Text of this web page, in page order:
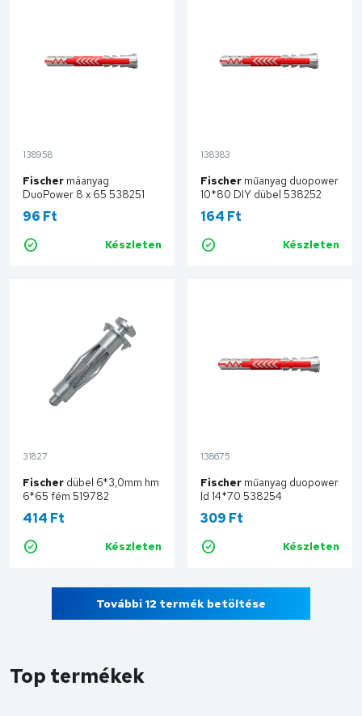
138958
Fischer máanyag
DuoPower 8 x 65 538251
96 Ft
Készleten
Kosárba
138383
Fischer műanyag duopower
10*80 DIY dübel 538252
164 Ft
Készleten
Kosárba
31827
Fischer dübel 6*3,0mm hm
6*65 fém 519782
414 Ft
Készleten
Kosárba
138675
Fischer műanyag duopower
ld 14*70 538254
309 Ft
Készleten
Kosárba
További 12 termék betöltése
Top termékek